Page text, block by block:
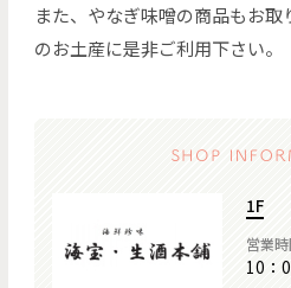
また、やなぎ味噌の商品もお
のお土産に是非ご利用下さい。
1F
営業
10：